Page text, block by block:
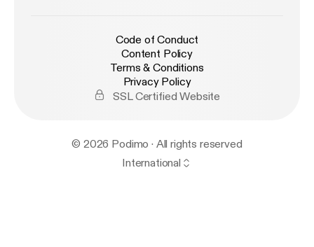
Code of Conduct
Content Policy
Terms & Conditions
Privacy Policy
SSL Certified Website
© 2026 Podimo · All rights reserved
International